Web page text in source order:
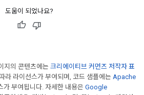
도움이 되었나요?
지의 콘텐츠에는 크리에이티브 커먼즈 저작자 표
라 라이선스가 부여되며, 코드 샘플에는 Apache
가 부여됩니다. 자세한 내용은 Google